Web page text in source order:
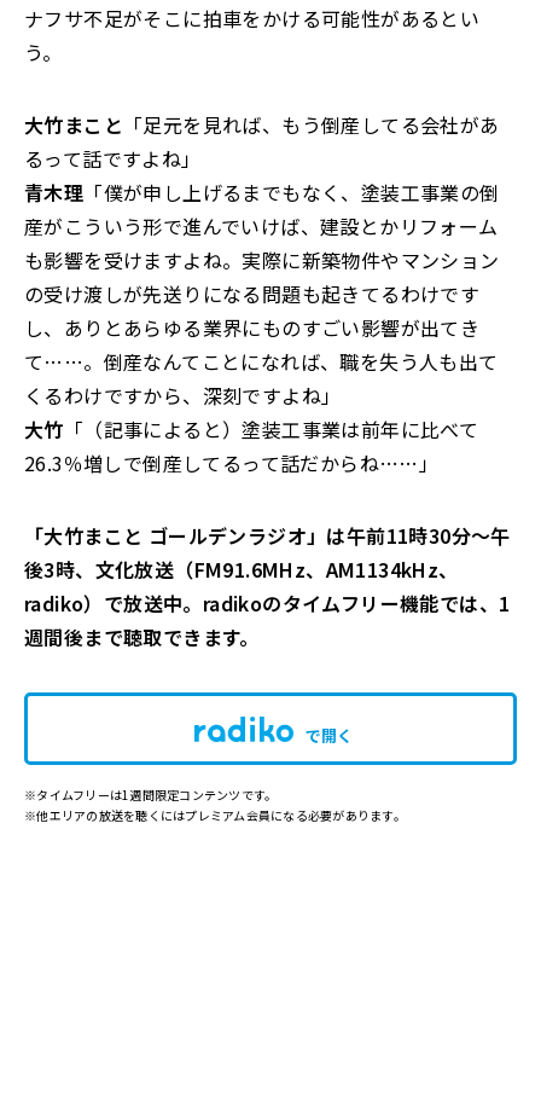
ナフサ不足がそこに拍車をかける可能性があるとい
う。
大竹まこと 「足元を見れば、もう倒産してる会社があ
るって話ですよね」
青木理 「僕が申し上げるまでもなく、塗装工事業の倒
産がこういう形で進んでいけば、建設とかリフォーム
も影響を受けますよね。実際に新築物件やマンション
の受け渡しが先送りになる問題も起きてるわけです
し、ありとあらゆる業界にものすごい影響が出てき
て……。倒産なんてことになれば、職を失う人も出て
くるわけですから、深刻ですよね」
大竹 「（記事によると）塗装工事業は前年に比べて
26.3％増しで倒産してるって話だからね……」
「大竹まこと ゴールデンラジオ」は午前11時30分～午
後3時、文化放送（FM91.6MHz、AM1134kHz、
radiko）で放送中。radikoのタイムフリー機能では、1
週間後まで聴取できます。
で開く
※タイムフリーは1週間限定コンテンツです。
※他エリアの放送を聴くにはプレミアム会員になる必要があります。